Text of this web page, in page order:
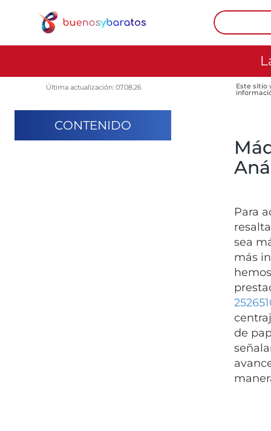
Última actualización: 07.08.26 Este sitio
CONTENIDO
Para
sea
más
de